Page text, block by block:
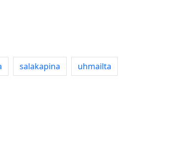
salakapina
uhmailta